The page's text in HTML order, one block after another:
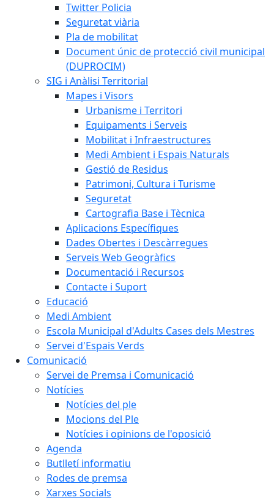
Twitter Policia
Seguretat viària
Pla de mobilitat
Document únic de protecció civil municipal
(DUPROCIM)
SIG i Anàlisi Territorial
Mapes i Visors
Urbanisme i Territori
Equipaments i Serveis
Mobilitat i Infraestructures
Medi Ambient i Espais Naturals
Gestió de Residus
Patrimoni, Cultura i Turisme
Seguretat
Cartografia Base i Tècnica
Aplicacions Específiques
Dades Obertes i Descàrregues
Serveis Web Geogràfics
Documentació i Recursos
Contacte i Suport
Educació
Medi Ambient
Escola Municipal d'Adults Cases dels Mestres
Servei d'Espais Verds
Comunicació
Servei de Premsa i Comunicació
Notícies
Notícies del ple
Mocions del Ple
Notícies i opinions de l'oposició
Agenda
Butlletí informatiu
Rodes de premsa
Xarxes Socials